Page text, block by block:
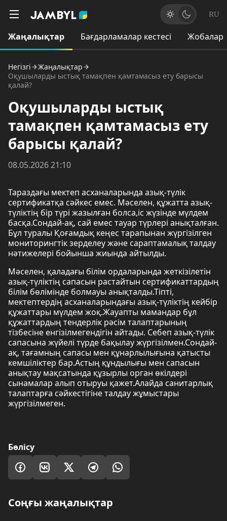
RU
Жаңалықтар Бағдарламалар кестесі Жобалар
Негізгі
Жаңалықтар
Оқушыларды ыстық тамақпен қамтамасыз ету барысы
қалай?
Оқушыларды ыстық
тамақпен қамтамасыз ету
барысы қалай?
08.05.2026 21:10
Тараздағы мектеп асханаларында азық-түлік
сертификатқа сәйкес емес. Мәселен, құжатта азық-
түліктің бір түрі жазылған болса,іс жүзінде мүлдем
басқа.Сондай-ақ, сай емес тауар түрлері анықталған.
Бұл туралы Қоғамдық кеңес тарапынан жүргізілген
мониторингтік зерделеу және сараптамалық талдау
нәтижелері бойынша жиында айтылды.
Мәселен, қаладағы білім ордаларында жеткізілетін
азық-түліктің сапасын растайтын сертификаттардың
білім бөлімінде болмауы анықталды.Тіпті,
мектептердің асханаларындағы азық-түліктің кейбір
құжаттары мүлдем жоқ.Жауапты мамандар бұл
құжаттардың тендерлік рәсім талаптарының
тізбесіне енгізілмегендігін айтады. Себеп азық-түлік
сапасына жүйелі түрде бақылау жүргізілмен.Сондай-
ақ, тағамның сапасы мен құнарлылығына қатысты
кемшіліктер бар.Астың құндылығы мен сапасын
анықтау мақсатында құзырлы орган өкілдері
сынамалар алып отыруы қажет.Алайда санитарлық
талаптарға сәйкестігіне талдау жұмыстары
жүргізілмеген.
Бөлісу
Соңғы жаңалықтар